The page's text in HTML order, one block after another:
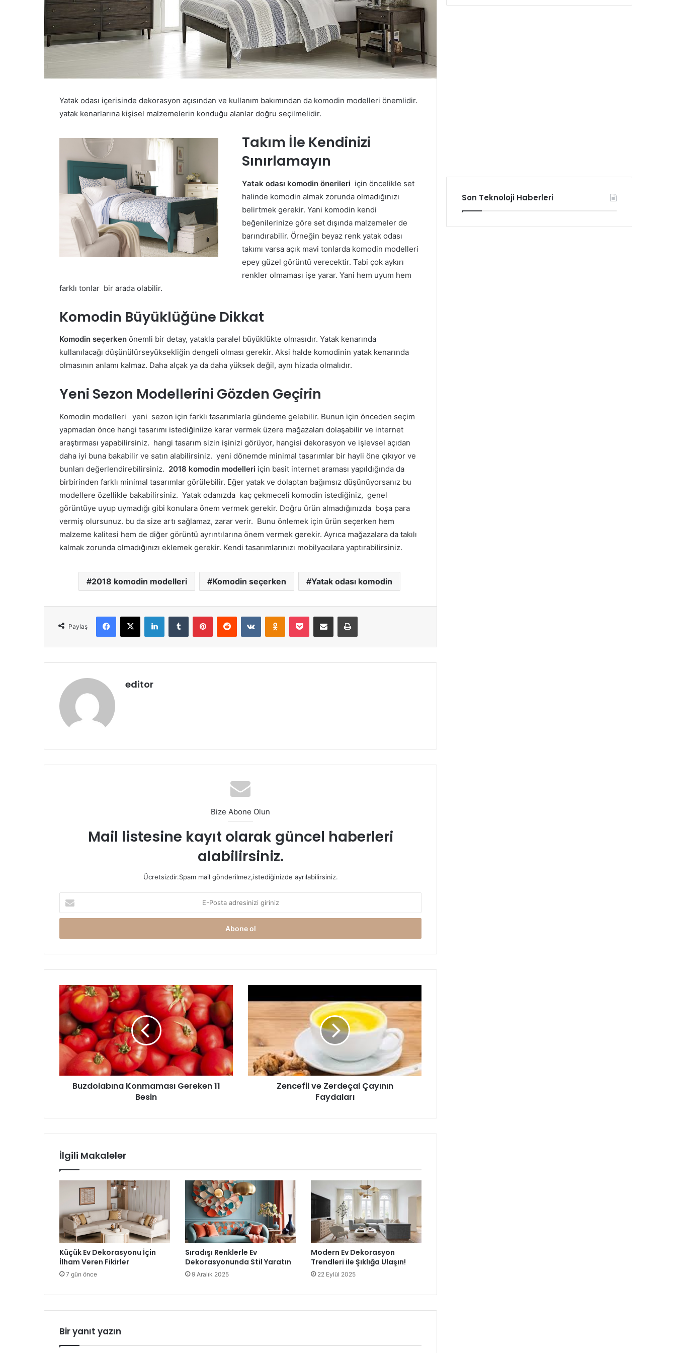
Yatak odası içerisinde dekorasyon açısından ve kullanım bakımından da komodin modelleri önemlidir.
yatak kenarlarına kişisel malzemelerin konduğu alanlar doğru seçilmelidir.
Takım İle Kendinizi
Sınırlamayın
Yatak odası komodin önerileri için öncelikle set
halinde komodin almak zorunda olmadığınızı
belirtmek gerekir. Yani komodin kendi
beğenilerinize göre set dışında malzemeler de
barındırabilir. Örneğin beyaz renk yatak odası
takımı varsa açık mavi tonlarda komodin modelleri
epey güzel görüntü verecektir. Tabi çok aykırı
renkler olmaması işe yarar. Yani hem uyum hem
farklı tonlar bir arada olabilir.
Komodin Büyüklüğüne Dikkat
Komodin seçerken önemli bir detay, yatakla paralel büyüklükte olmasıdır. Yatak kenarında
kullanılacağı düşünülürseyüksekliğin dengeli olması gerekir. Aksi halde komodinin yatak kenarında
olmasının anlamı kalmaz. Daha alçak ya da daha yüksek değil, aynı hizada olmalıdır.
Yeni Sezon Modellerini Gözden Geçirin
Komodin modelleri yeni sezon için farklı tasarımlarla gündeme gelebilir. Bunun için önceden seçim
yapmadan önce hangi tasarımı istediğiniize karar vermek üzere mağazaları dolaşabilir ve internet
araştırması yapabilirsiniz. hangi tasarım sizin işinizi görüyor, hangisi dekorasyon ve işlevsel açıdan
daha iyi buna bakabilir ve satın alabilirsiniz. yeni dönemde minimal tasarımlar bir hayli öne çıkıyor ve
bunları değerlendirebilirsiniz. 2018 komodin modelleri için basit internet araması yapıldığında da
birbirinden farklı minimal tasarımlar görülebilir. Eğer yatak ve dolaptan bağımsız düşünüyorsanız bu
modellere özellikle bakabilirsiniz. Yatak odanızda kaç çekmeceli komodin istediğiniz, genel
görüntüye uyup uymadığı gibi konulara önem vermek gerekir. Doğru ürün almadığınızda boşa para
vermiş olursunuz. bu da size artı sağlamaz, zarar verir. Bunu önlemek için ürün seçerken hem
malzeme kalitesi hem de diğer görüntü ayrıntılarına önem vermek gerekir. Ayrıca mağazalara da takılı
kalmak zorunda olmadığınızı eklemek gerekir. Kendi tasarımlarınızı mobilyacılara yaptırabilirsiniz.
2018 komodin modelleri Komodin seçerken Yatak odası komodin
Paylaş
Facebook
X LinkedInTumblr PinterestReddit VKontakteOdnoklassniki
Pocket E-Posta ile paylaş Yazdır
editor
Bize Abone Olun
Mail listesine kayıt olarak güncel haberleri
alabilirsiniz.
Ücretsizdir.Spam mail gönderilmez,istediğinizde ayrılabilirsiniz.
Posta
adresinizi
Buzdolabına
Konmaması
Gereken
Besin
Buzdolabına Konmaması Gereken 11
Besin
ve
Zerdeçal
Çayının
Zencefil ve Zerdeçal Çayının
Faydaları
İlgili Makaleler
Küçük Ev Dekorasyonu İçin
İlham Veren Fikirler
7 gün önce
Sıradışı Renklerle Ev
Dekorasyonunda Stil Yaratın
9 Aralık 2025
Modern Ev Dekorasyon
Trendleri ile Şıklığa Ulaşın!
22 Eylül 2025
Bir yanıt yazın
Son Teknoloji Haberleri